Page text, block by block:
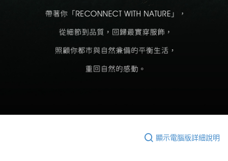
顯示電腦版詳細說明